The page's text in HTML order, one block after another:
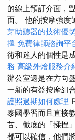
的線上預訂介面，
面。 他的按摩強度
芽助聽器的技術優
擇 免費律師諮詢平
術和迷人的個性是
務 高級外燴服務介
辦公室還是在方向
一新的有益按摩組
護照過期如何處理
泰國學習而且直接
苦、徹底的「揉
都可以確信，他們